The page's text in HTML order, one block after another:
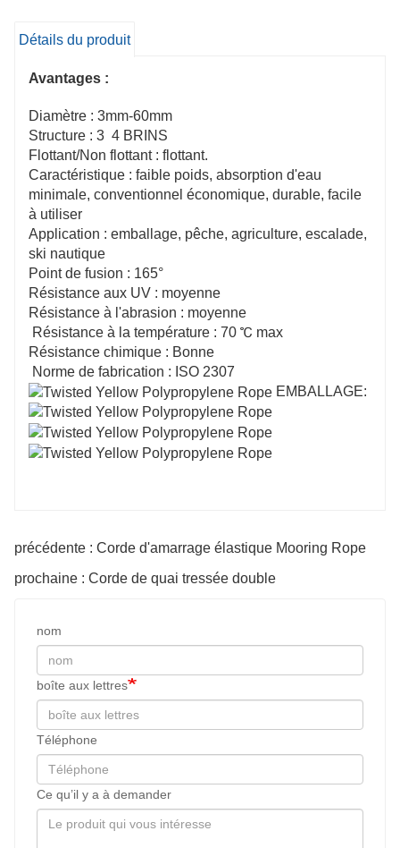
Détails du produit
Avantages :
Diamètre : 3mm-60mm
Structure : 3 4 BRINS
Flottant/Non flottant : flottant.
Caractéristique : faible poids, absorption d'eau
minimale, conventionnel économique, durable, facile
à utiliser
Application : emballage, pêche, agriculture, escalade,
ski nautique
Point de fusion : 165°
Résistance aux UV : moyenne
Résistance à l'abrasion : moyenne
Résistance à la température : 70 ℃ max
Résistance chimique : Bonne
Norme de fabrication : ISO 2307
EMBALLAGE:
précédente : Corde d'amarrage élastique Mooring Rope
prochaine : Corde de quai tressée double
nom
boîte aux lettres
Téléphone
Ce qu’il y a à demander